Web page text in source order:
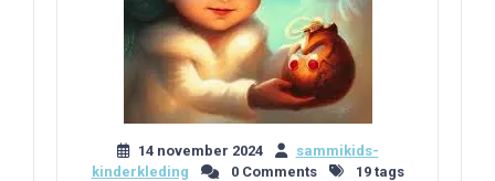
14 november 2024
sammikids-
kinderkleding
0 Comments 19 tags